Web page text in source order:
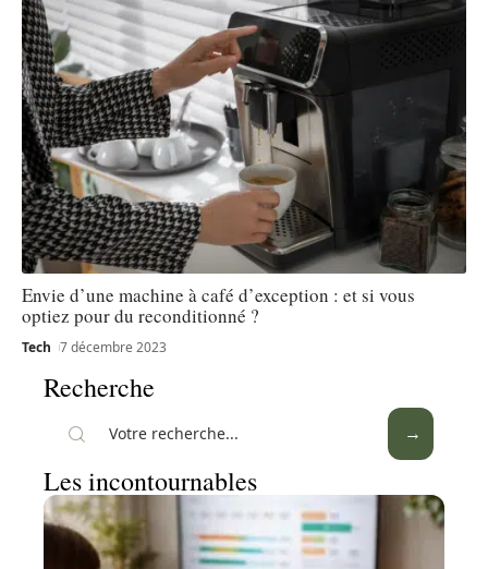
Envie d’une machine à café d’exception : et si vous
optiez pour du reconditionné ?
Tech 7 décembre 2023
Recherche
Les incontournables